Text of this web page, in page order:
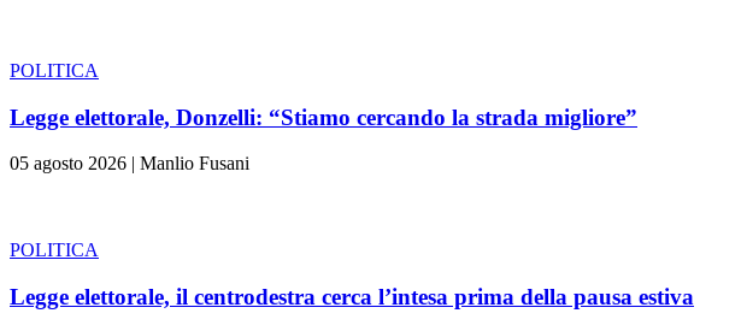
POLITICA
Legge elettorale, Donzelli: “Stiamo cercando la strada migliore”
05 agosto 2026 | Manlio Fusani
POLITICA
Legge elettorale, il centrodestra cerca l’intesa prima della pausa estiva